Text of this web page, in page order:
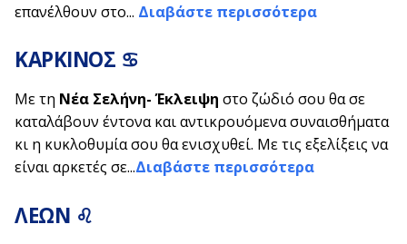
επανέλθουν στο... Διαβάστε περισσότερα
ΚΑΡΚΙΝΟΣ ♋
Με τη Νέα Σελήνη- Έκλειψη στο ζώδιό σου θα σε
καταλάβουν έντονα και αντικρουόμενα συναισθήματα
κι η κυκλοθυμία σου θα ενισχυθεί. Με τις εξελίξεις να
είναι αρκετές σε...Διαβάστε περισσότερα
ΛΕΩΝ ♌